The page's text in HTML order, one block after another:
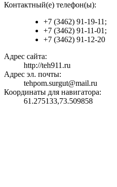
Контактный(е) телефон(ы):
+7 (3462) 91-19-11;
+7 (3462) 91-11-01;
+7 (3462) 91-12-20
Адрес сайта:
http://teh911.ru
Адрес эл. почты:
tehpom.surgut@mail.ru
Координаты для навигатора:
61.275133,73.509858